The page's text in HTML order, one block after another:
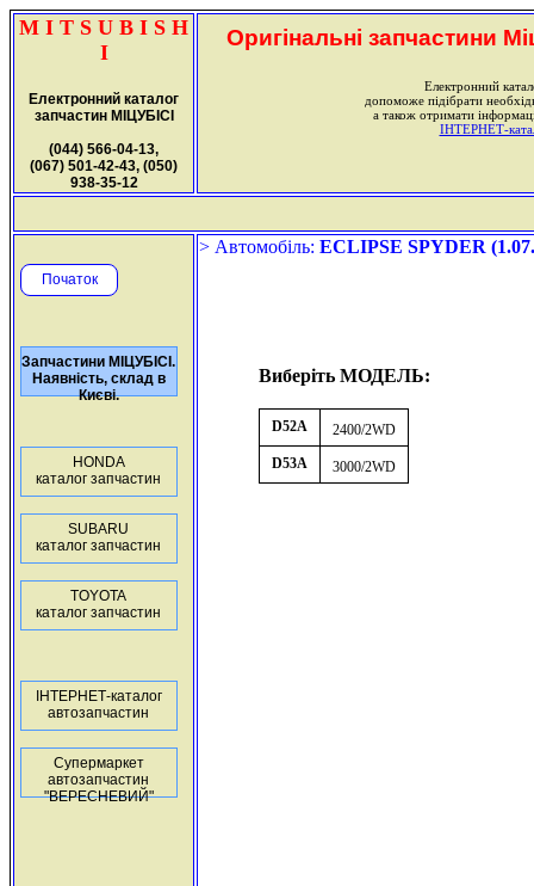
M I T S U B I S H
I
Електронний каталог
запчастин МІЦУБІСІ
(044) 566-04-13,
(067) 501-42-43, (050)
938-35-12
Оригінальні запчастини
Електронний
допоможе підібрати
а також отримати
ІНТЕРНЕТ-
Початок
Запчастини МІЦУБІСІ.
Наявність, склад в
Києві.
HONDA
каталог запчастин
SUBARU
каталог запчастин
TOYOTA
каталог запчастин
ІНТЕРНЕТ-каталог
автозапчастин
Супермаркет
автозапчастин
"ВЕРЕСНЕВИЙ"
> Автомобіль: ECLIPSE SPYDER
Виберіть МОДЕЛЬ:
D52A
2400/2WD
D53A
3000/2WD